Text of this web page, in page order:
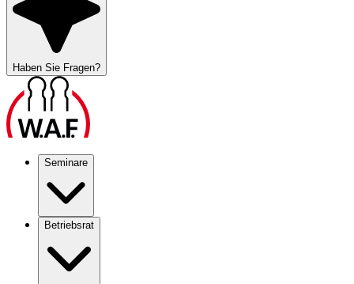
Haben Sie Fragen?
Seminare
Betriebsrat